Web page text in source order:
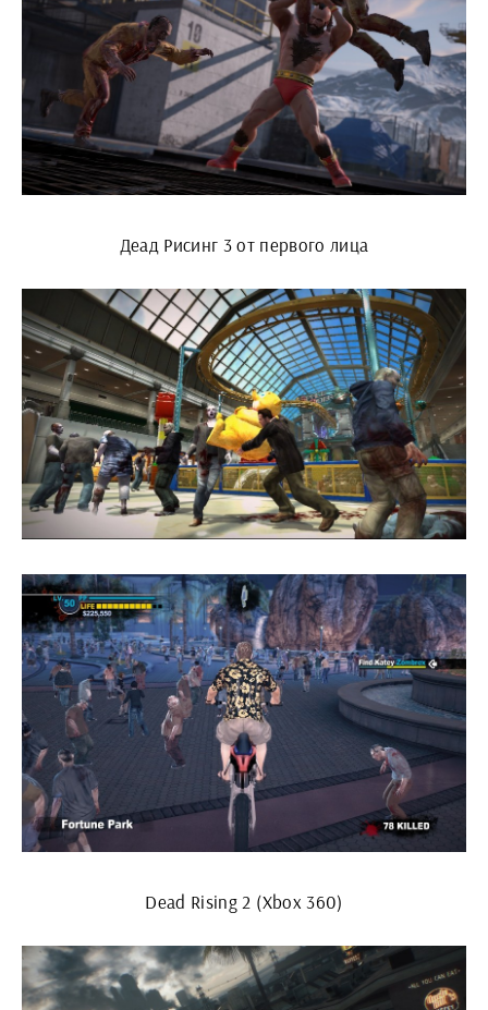
Деад Рисинг 3 от первого лица
Dead Rising 2 (Xbox 360)